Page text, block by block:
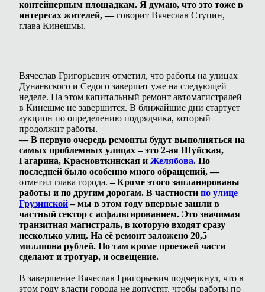
контейнерным площадкам. Я думаю, что это тоже в
интересах жителей, —говорит Вячеслав Ступин,
глава Кинешмы.
Вячеслав Григорьевич отметил, что работы на улицах
Дунаевского и Седого завершат уже на следующей
неделе. На этом капитальный ремонт автомагистралей
в Кинешме не завершится. В ближайшие дни стартует
аукцион по определению подрядчика, который
продолжит работы.
— В первую очередь ремонты будут выполняться на
самых проблемных улицах – это 2-ая Шуйская,
Гагарина, Красновткинская и Желябова. По
последней было особенно много обращений, —
отметил глава города.– Кроме этого запланированы
работы и по другим дорогам. В частности по улице
Грузинской– мы в этом году впервые зашли в
частный сектор с асфальтированием. Это значимая
транзитная магистраль, в которую входят сразу
несколько улиц. На её ремонт заложено 20,5
миллиона рублей. Но там кроме проезжей части
сделают и тротуар, и освещение.
В завершение Вячеслав Григорьевич подчеркнул, что в
этом году власти города не допустят, чтобы работы по